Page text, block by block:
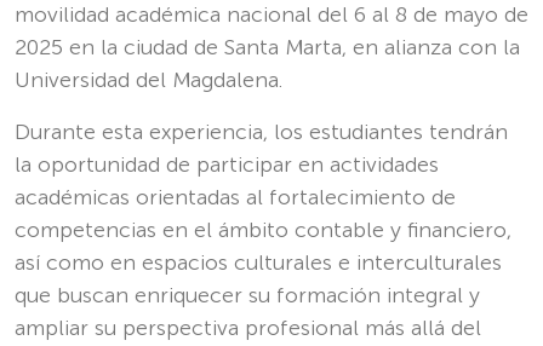
movilidad académica nacional del 6 al 8 de mayo de
2025 en la ciudad de Santa Marta, en alianza con la
Universidad del Magdalena.
Durante esta experiencia, los estudiantes tendrán
la oportunidad de participar en actividades
académicas orientadas al fortalecimiento de
competencias en el ámbito contable y financiero,
así como en espacios culturales e interculturales
que buscan enriquecer su formación integral y
ampliar su perspectiva profesional más allá del